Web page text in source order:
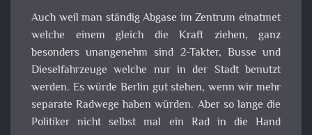
Auch weil man ständig Abgase im Zentrum einatmet
welche einem gleich die Kraft ziehen, ganz
besonders unangenehm sind 2-Takter, Busse und
Dieselfahrzeuge welche nur in der Stadt benutzt
werden. Es würde Berlin gut stehen, wenn wir mehr
separate Radwege haben würden. Aber so lange die
Politiker nicht selbst mal ein Rad in die Hand